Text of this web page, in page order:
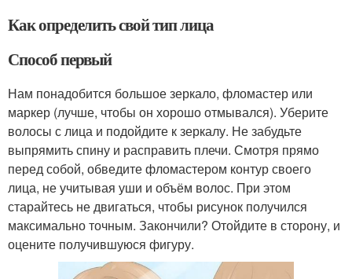
Как определить свой тип лица
Способ первый
Нам понадобится большое зеркало, фломастер или
маркер (лучше, чтобы он хорошо отмывался). Уберите
волосы с лица и подойдите к зеркалу. Не забудьте
выпрямить спину и расправить плечи. Смотря прямо
перед собой, обведите фломастером контур своего
лица, не учитывая уши и объём волос. При этом
старайтесь не двигаться, чтобы рисунок получился
максимально точным. Закончили? Отойдите в сторону, и
оцените получившуюся фигуру.